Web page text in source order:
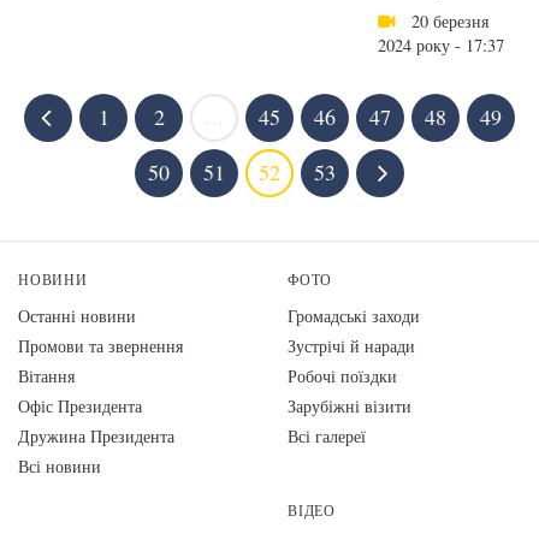
20 березня
2024 року - 17:37
1 2 45 46 47 48
49
50
51 52 53
НОВИНИ
Останні новини
Промови та звернення
Вiтання
Офіс Президента
Дружина Президента
Всі новини
ФОТО
Громадські заходи
Зустрічі й наради
Робочі поїздки
Зарубіжні візити
Всі галереї
ВІДЕО